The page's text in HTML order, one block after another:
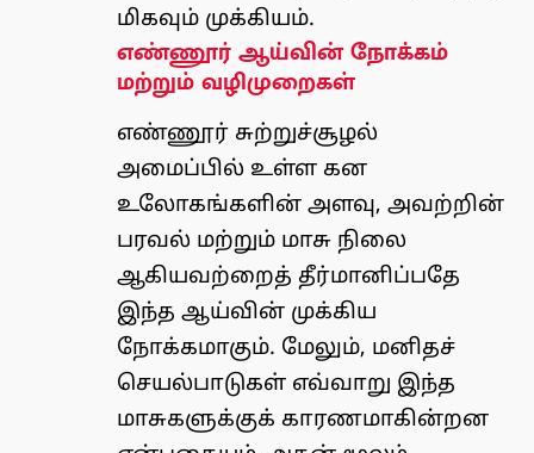
மிகவும் முக்கியம்.
எண்ணூர் ஆய்வின் நோக்கம்
மற்றும் வழிமுறைகள்
எண்ணூர் சுற்றுச்சூழல்
அமைப்பில் உள்ள கன
உலோகங்களின் அளவு, அவற்றின்
பரவல் மற்றும் மாசு நிலை
ஆகியவற்றைத் தீர்மானிப்பதே
இந்த ஆய்வின் முக்கிய
நோக்கமாகும். மேலும், மனிதச்
செயல்பாடுகள் எவ்வாறு இந்த
மாசுகளுக்குக் காரணமாகின்றன